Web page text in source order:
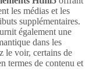
les médias et les
supplémentaires.
également une
dans les
le voir, certains de
termes de contenu et